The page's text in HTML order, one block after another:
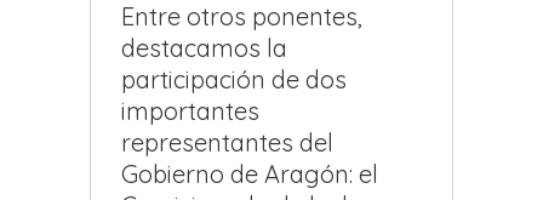
Entre otros ponentes,
destacamos la
participación de dos
importantes
representantes del
Gobierno de Aragón: el